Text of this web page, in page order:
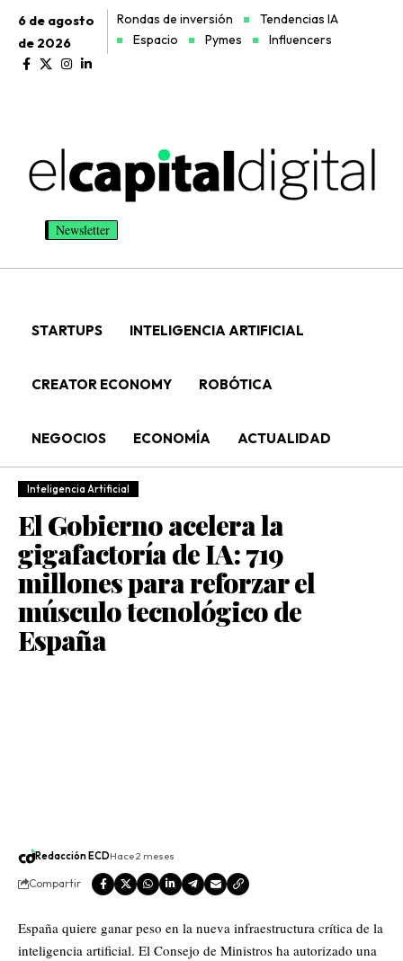
6 de agosto
de 2026
Rondas de inversión
Tendencias IA
Espacio
Pymes Influencers
Newsletter
STARTUPS INTELIGENCIA ARTIFICIAL
CREATOR ECONOMY ROBÓTICA
NEGOCIOS ECONOMÍA ACTUALIDAD
Inteligencia Artificial
El Gobierno acelera la
gigafactoría de IA: 719
millones para reforzar el
músculo tecnológico de
España
Redacción ECDHace 2 meses
Compartir
España quiere ganar peso en la nueva infraestructura crítica de la
inteligencia artificial. El Consejo de Ministros ha autorizado una